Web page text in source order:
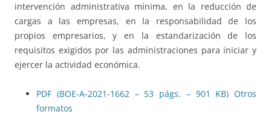
intervención administrativa mínima, en la reducción de
cargas a las empresas, en la responsabilidad de los
propios empresarios, y en la estandarización de los
requisitos exigidos por las administraciones para iniciar y
ejercer la actividad económica.
PDF (BOE-A-2021-1662 – 53 págs. – 901 KB) Otros
formatos